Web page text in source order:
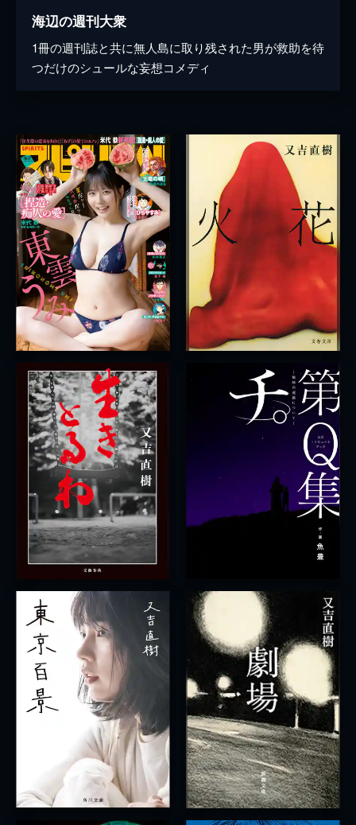
海辺の週刊大衆
1冊の週刊誌と共に無人島に取り残された男が救助を待
つだけのシュールな妄想コメディ